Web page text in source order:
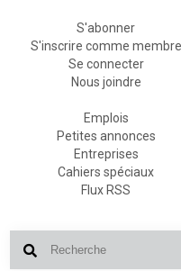
S'abonner
S'inscrire comme membre
Se connecter
Nous joindre
Emplois
Petites annonces
Entreprises
Cahiers spéciaux
Flux RSS